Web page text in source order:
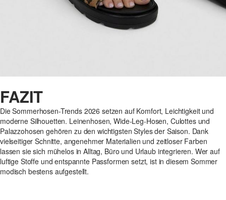
FAZIT
Die Sommerhosen-Trends 2026 setzen auf Komfort, Leichtigkeit und
moderne Silhouetten. Leinenhosen, Wide-Leg-Hosen, Culottes und
Palazzohosen gehören zu den wichtigsten Styles der Saison. Dank
vielseitiger Schnitte, angenehmer Materialien und zeitloser Farben
lassen sie sich mühelos in Alltag, Büro und Urlaub integrieren. Wer auf
luftige Stoffe und entspannte Passformen setzt, ist in diesem Sommer
modisch bestens aufgestellt.